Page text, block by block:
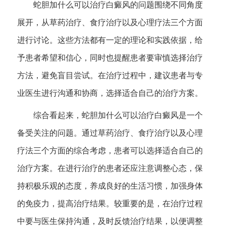
蛇胆加什么可以治疗白癜风的问题围绕不同角度
展开，从草药治疗、食疗治疗以及心理疗法三个方面
进行讨论。这些方法都有一定的理论和实践依据，给
予患者希望和信心，同时也提醒患者要审慎选择治疗
方法，避免盲目尝试。在治疗过程中，建议患者与专
业医生进行沟通和协商，选择适合自己的治疗方案。
综合看起来，蛇胆加什么可以治疗白癜风是一个
备受关注的问题。通过草药治疗、食疗治疗以及心理
疗法三个方面的综合考虑，患者可以选择适合自己的
治疗方案。在进行治疗的患者还应注意调整心态，保
持积极乐观的态度，养成良好的生活习惯，加强身体
的免疫力，提高治疗结果。较重要的是，在治疗过程
中要与医生保持沟通，及时反馈治疗结果，以便调整